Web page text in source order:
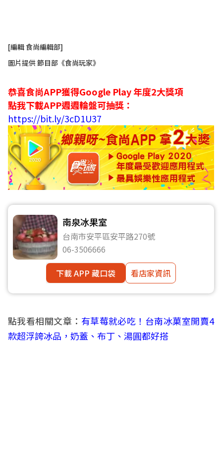
[編輯 食尚編輯部]
圖片提供 節目部《食尚玩家》
恭喜食尚APP獲得Google Play 年度2大獎項
點我下載APP週週輪盤可抽獎：
https://bit.ly/3cD1U37
南泉冰果室
台南市安平區安平路270號
06-3506666
下載 APP 藏口袋
看店家資訊
點我看相關文章： 有草莓就必吃！台南冰菓室開賣4
款超浮誇冰品，奶蓋、布丁、湯圓都好搭